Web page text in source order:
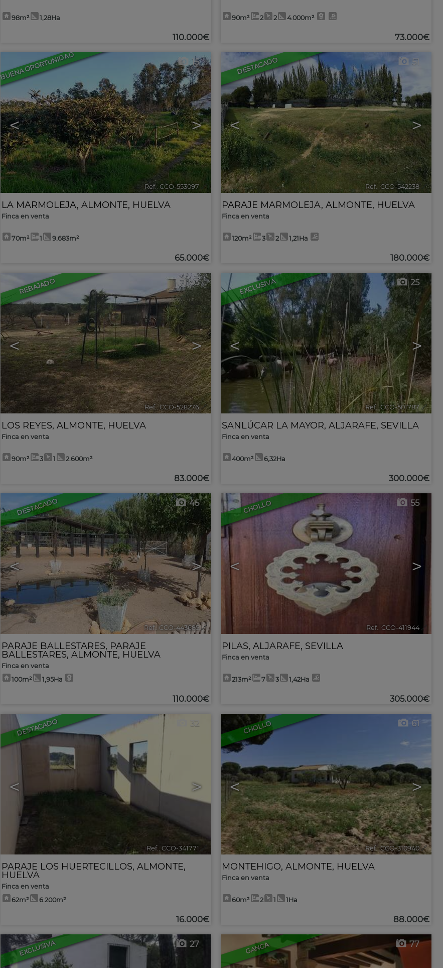
98m² 1,28Ha
110.000€
90m² 2 2 4.000m²
73.000€
BUENA OPORTUNIDAD
< >
15
Ref.. CCO-553097 🔗
LA MARMOLEJA, ALMONTE, HUELVA
Finca en venta
70m² 1 9.683m²
65.000€
DESTACADO
< >
51
Ref.. CCO-542238 🔗
PARAJE MARMOLEJA, ALMONTE, HUELVA
Finca en venta
120m² 3 2 1,21Ha
180.000€
REBAJADO
< >
43
Ref.. CCO-528276 🔗
LOS REYES, ALMONTE, HUELVA
Finca en venta
90m² 3 1 2.600m²
83.000€
EXCLUSIVA
< >
25
Ref.. CCO-501787 🔗
SANLÚCAR LA MAYOR, ALJARAFE, SEVILLA
Finca en venta
400m² 6,32Ha
300.000€
DESTACADO
< >
45
Ref.. CCO-443685 🔗
PARAJE BALLESTARES, PARAJE
BALLESTARES, ALMONTE, HUELVA
Finca en venta
100m²
1,95Ha
110.000€
CHOLLO
< >
55
Ref.. CCO-411944 🔗
PILAS, ALJARAFE, SEVILLA
Finca en venta
213m² 7 3 1,42Ha
305.000€
DESTACADO
< >
32
Ref.. CCO-341771
PARAJE LOS HUERTECILLOS, ALMONTE,
HUELVA
Finca en venta
62m²
6.200m²
16.000€
CHOLLO
< >
61
Ref.. CCO-310940 🔗
MONTEHIGO, ALMONTE, HUELVA
Finca en venta
60m² 2 1 1Ha
88.000€
EXCLUSIVA 27 GANGA 77